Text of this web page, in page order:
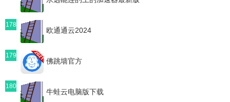
178
欧通通云2024
179
佛跳墙官方
180
牛蛙云电脑版下载